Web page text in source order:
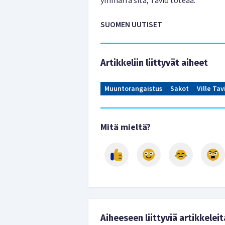
SUOMEN UUTISET
Artikkeliin liittyvät aiheet
Muuntorangaistus Sakot Ville
Mitä mieltä?
Aiheeseen liittyviä